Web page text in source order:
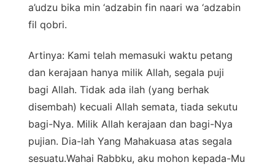
a’udzu bika min ‘adzabin fin naari wa ‘adzabin
fil qobri.
Artinya: Kami telah memasuki waktu petang
dan kerajaan hanya milik Allah, segala puji
bagi Allah. Tidak ada ilah (yang berhak
disembah) kecuali Allah semata, tiada sekutu
bagi-Nya. Milik Allah kerajaan dan bagi-Nya
pujian. Dia-lah Yang Mahakuasa atas segala
sesuatu.Wahai Rabbku, aku mohon kepada-Mu